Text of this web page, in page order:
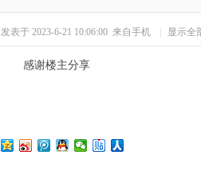
发表于 2023-6-21 10:06:00 来自手机 显示全
感谢楼主分享